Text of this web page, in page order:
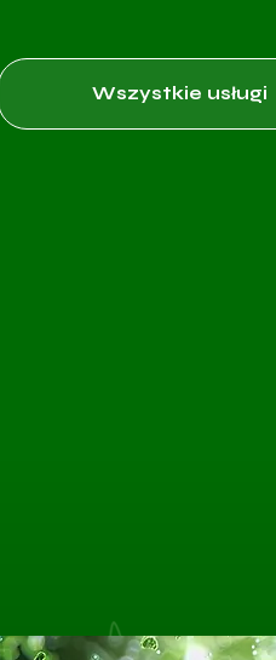
Wszystkie usługi